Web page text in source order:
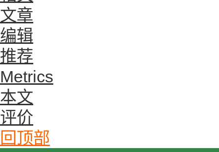
文章
编辑
推荐
Metrics
本文
评价
回顶部